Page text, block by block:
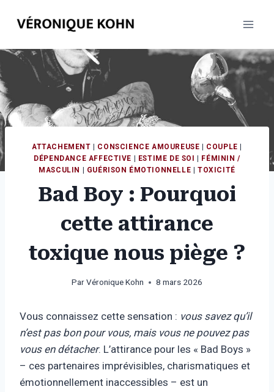
ATTACHEMENT CONSCIENCE AMOUREUSE COUPLE
DÉPENDANCE AFFECTIVE
ESTIME DE SOI
FÉMININ /
MASCULIN
GUÉRISON ÉMOTIONNELLE |TOXICITÉ
Bad Boy : Pourquoi
cette attirance
toxique nous piège ?
ParVéronique Kohn 8 mars 2026
Vous connaissez cette sensation : vous savez qu’il
n’est pas bon pour vous, mais vous ne pouvez pas
vous en détacher. L’attirance pour les « Bad Boys »
– ces partenaires imprévisibles, charismatiques et
émotionnellement inaccessibles – est un